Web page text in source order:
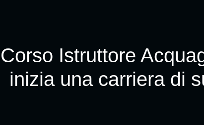
Istruttore
inizia una carriera di